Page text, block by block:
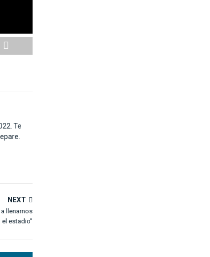
Te
NEXT
llenarnos
el estadio”